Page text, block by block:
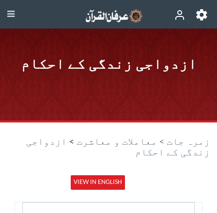
ازدواجی زندگی کے احکام
زمرہ جات > معاملات و معاشرت > ازدواجی
زندگی کے احکام
VIEW IN ENGLISH